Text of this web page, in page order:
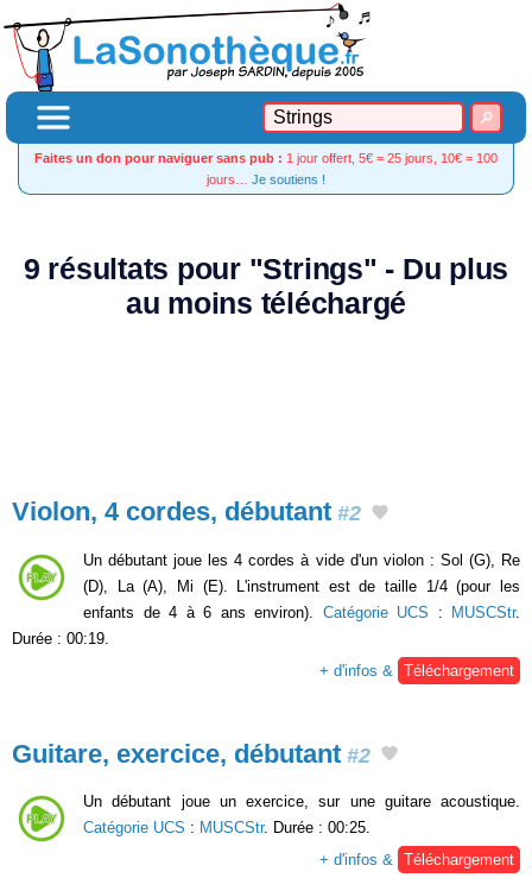
Faites un don pour naviguer sans pub : 1 jour offert, 5€ = 25 jours, 10€ = 100
jours… Je soutiens !
9 résultats pour "Strings" - Du plus
au moins téléchargé
Violon, 4 cordes, débutant #2
Un débutant joue les 4 cordes à vide d'un violon : Sol (G), Re
(D), La (A), Mi (E). L'instrument est de taille 1/4 (pour les
enfants de 4 à 6 ans environ). Catégorie UCS : MUSCStr.
Durée : 00:19.
+ d'infos &
Téléchargement
Guitare, exercice, débutant #2
Un débutant joue un exercice, sur une guitare acoustique.
Catégorie UCS : MUSCStr. Durée : 00:25.
+ d'infos & Téléchargement